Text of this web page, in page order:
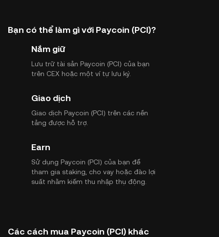
Bạn có thể làm gì với Paycoin (PCI)?
Nắm giữ
Lưu trữ tài sản Paycoin (PCI) của bạn
trên CEX hoặc một ví tự lưu ký.
Giao dịch
Giao dịch Paycoin (PCI) trên các nền
tảng được hỗ trợ.
Earn
Sử dụng Paycoin (PCI) của bạn để
tham gia staking, cho vay hoặc đào lợi
suất nhằm kiếm thu nhập thụ động.
Các cách mua Paycoin (PCI) khác